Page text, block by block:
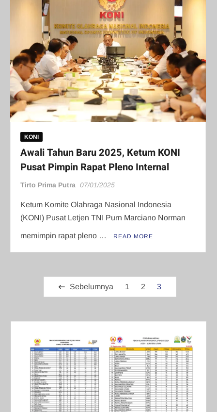
KONI
Awali Tahun Baru 2025, Ketum KONI
Pusat Pimpin Rapat Pleno Internal
Tirto Prima Putra 07/01/2025
Ketum Komite Olahraga Nasional Indonesia
(KONI) Pusat Letjen TNI Purn Marciano Norman
memimpin rapat pleno … READ MORE
Paginasi Sebelumnya 1 2 3